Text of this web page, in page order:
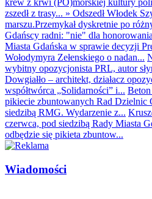
krew z krwi (PO)morskiej kultury
zszedł z trasy... » Odszedł Włodek
marszu.Przemykał dyskretnie po
Gdańscy radni: "nie" dla
Miasta Gdańska w sprawie decyzji
Wołodymyra Zełenskiego o nadan...
wybitny opozycjonista PRL, autor
Dowgiałło – architekt, działacz
współtwórca „Solidarności” i...
pikiecie zbuntowanych Rad Dzielnic
siedzibą RMG. Wydarzenie z...
czerwca, pod siedzibą Rady Miasta
odbędzie się pikieta zbuntow...
Wiadomości